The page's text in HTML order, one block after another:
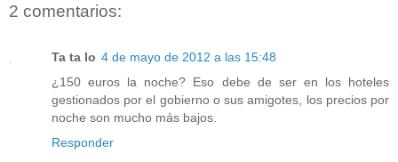
2 comentarios:
Ta ta lo 4 de mayo de 2012 a las 15:48
¿150 euros la noche? Eso debe de ser en los hoteles
gestionados por el gobierno o sus amigotes, los precios por
noche son mucho más bajos.
Responder